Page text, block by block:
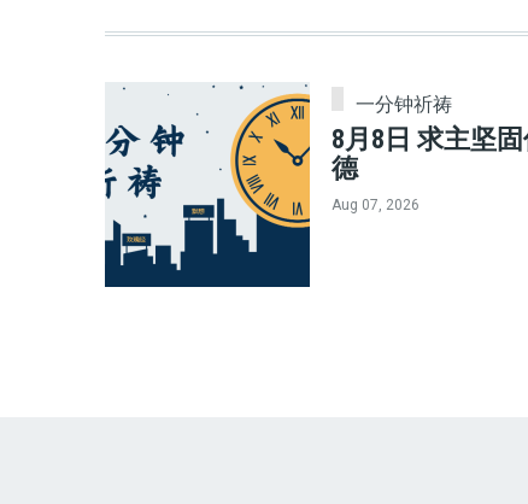
一分钟祈祷
8月8日 求主坚
德
Aug 07, 2026